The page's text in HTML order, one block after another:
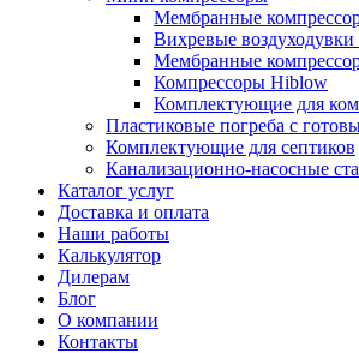
Мембранные
Вихревые
Мембранные
Компрессоры Hiblow
Комплектующие для
Пластиковые погреба с
Комплектующие для септиков
Канализационно-насосные
Каталог услуг
Доставка и оплата
Наши работы
Калькулятор
Дилерам
Блог
О компании
Контакты